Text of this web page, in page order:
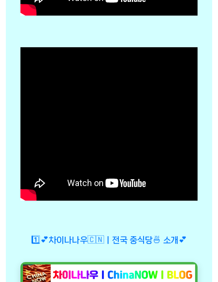
1️⃣💕차이나나우🇨🇳ㅣ전국 중식당🍜 소개💕